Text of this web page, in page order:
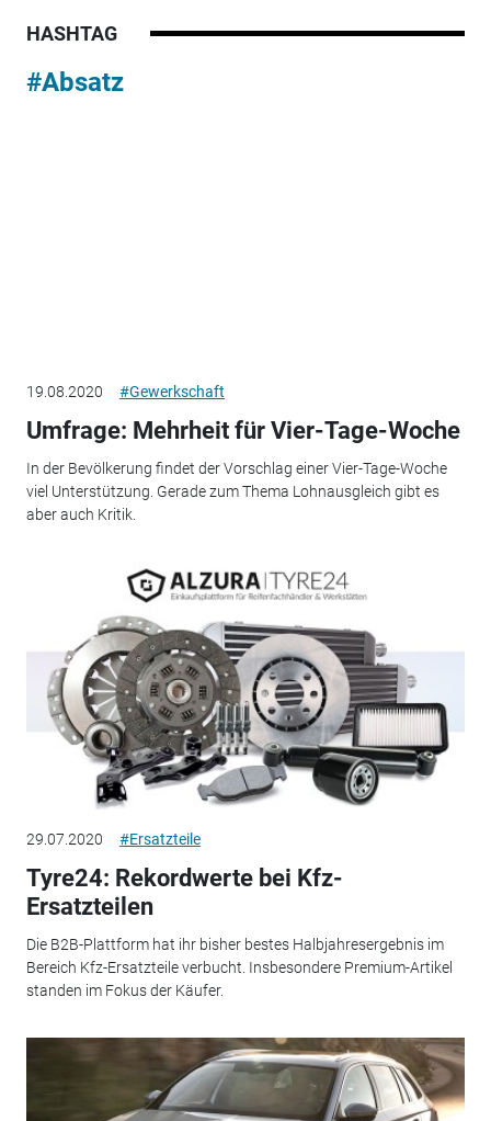
HASHTAG
#Absatz
19.08.2020 #Gewerkschaft
Umfrage: Mehrheit für Vier-Tage-Woche
In der Bevölkerung findet der Vorschlag einer Vier-Tage-Woche
viel Unterstützung. Gerade zum Thema Lohnausgleich gibt es
aber auch Kritik.
29.07.2020 #Ersatzteile
Tyre24: Rekordwerte bei Kfz-
Ersatzteilen
Die B2B-Plattform hat ihr bisher bestes Halbjahresergebnis im
Bereich Kfz-Ersatzteile verbucht. Insbesondere Premium-Artikel
standen im Fokus der Käufer.